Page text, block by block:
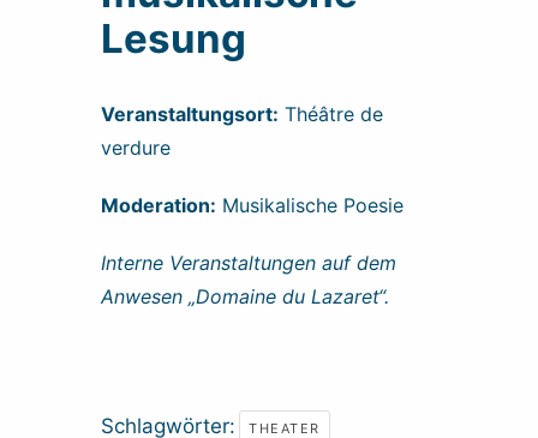
Lesung
Veranstaltungsort: Théâtre de
verdure
Moderation: Musikalische Poesie
Interne Veranstaltungen auf dem
Anwesen „Domaine du Lazaret“.
Schlagwörter: THEATER